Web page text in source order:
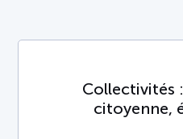
Collectivités
citoyenne,